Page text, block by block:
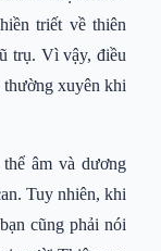
triết về thiên
trụ. Vì vậy, điều
thường xuyên khi
âm và dương
Tuy nhiên, khi
cũng phải nói